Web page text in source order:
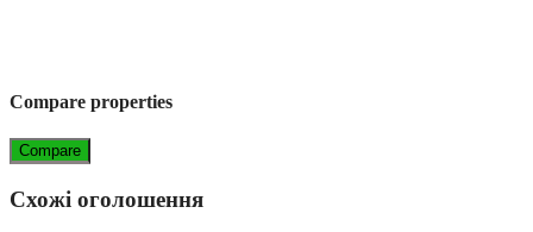
Compare properties
Compare
Схожі оголошення